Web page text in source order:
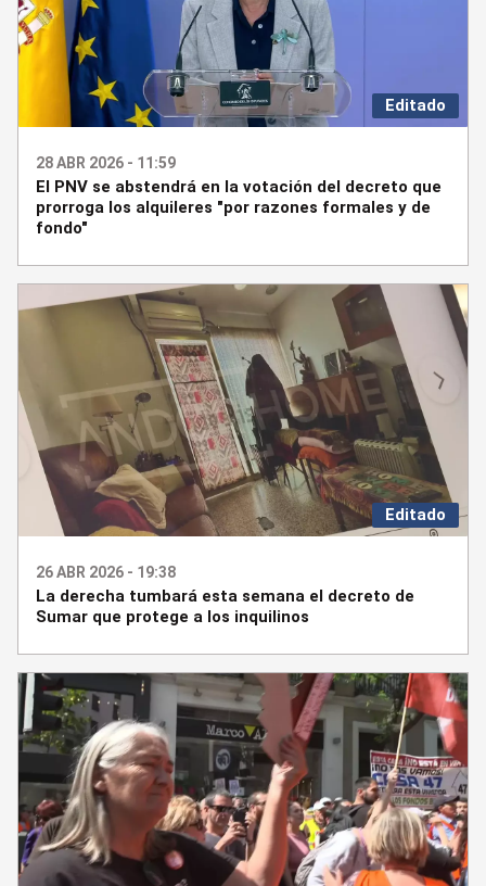
Editado
28 ABR 2026 - 11:59
El PNV se abstendrá en la votación del decreto que
prorroga los alquileres "por razones formales y de
fondo"
Editado
26 ABR 2026 - 19:38
La derecha tumbará esta semana el decreto de
Sumar que protege a los inquilinos